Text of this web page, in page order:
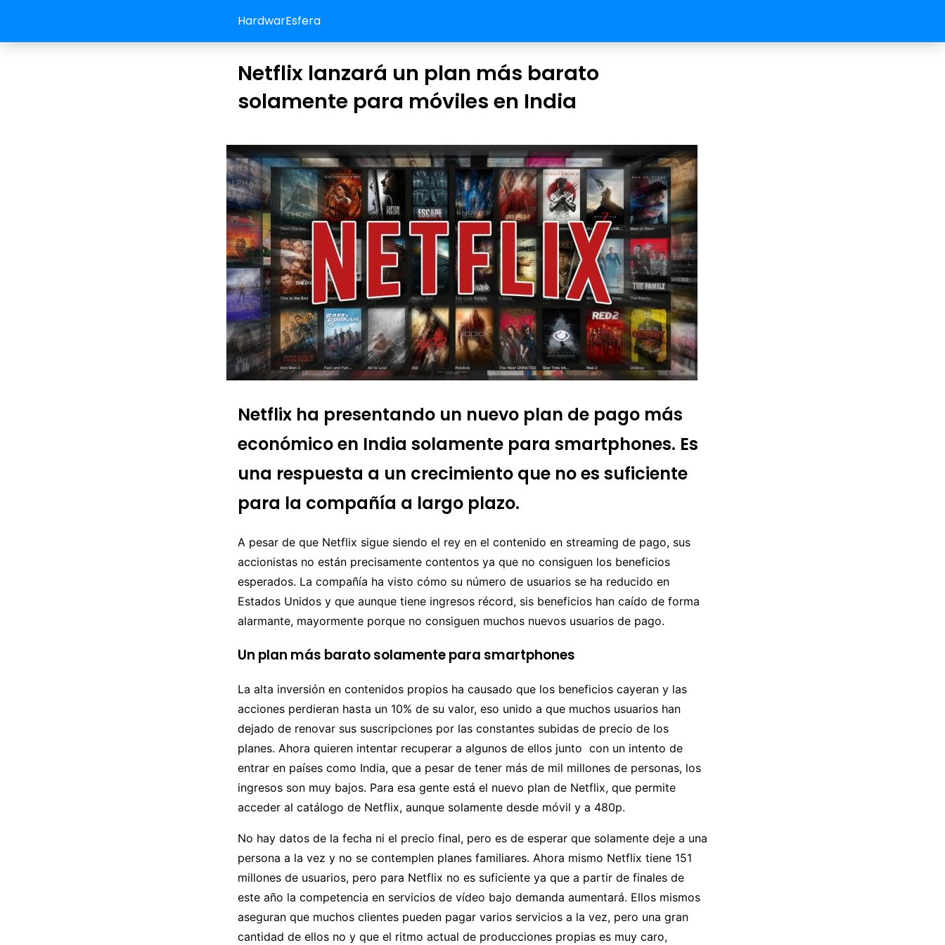
HardwarEsfera
Netflix lanzará un plan más barato
solamente para móviles en India
Netflix ha presentando un nuevo plan de pago más
económico en India solamente para smartphones. Es
una respuesta a un crecimiento que no es suficiente
para la compañía a largo plazo.
A pesar de que Netflix sigue siendo el rey en el contenido en streaming de pago, sus
accionistas no están precisamente contentos ya que no consiguen los beneficios
esperados. La compañía ha visto cómo su número de usuarios se ha reducido en
Estados Unidos y que aunque tiene ingresos récord, sis beneficios han caído de forma
alarmante, mayormente porque no consiguen muchos nuevos usuarios de pago.
Un plan más barato solamente para smartphones
La alta inversión en contenidos propios ha causado que los beneficios cayeran y las
acciones perdieran hasta un 10% de su valor, eso unido a que muchos usuarios han
dejado de renovar sus suscripciones por las constantes subidas de precio de los
planes. Ahora quieren intentar recuperar a algunos de ellos junto con un intento de
entrar en países como India, que a pesar de tener más de mil millones de personas, los
ingresos son muy bajos. Para esa gente está el nuevo plan de Netflix, que permite
acceder al catálogo de Netflix, aunque solamente desde móvil y a 480p.
No hay datos de la fecha ni el precio final, pero es de esperar que solamente deje a una
persona a la vez y no se contemplen planes familiares. Ahora mismo Netflix tiene 151
millones de usuarios, pero para Netflix no es suficiente ya que a partir de finales de
este año la competencia en servicios de vídeo bajo demanda aumentará. Ellos mismos
aseguran que muchos clientes pueden pagar varios servicios a la vez, pero una gran
cantidad de ellos no y que el ritmo actual de producciones propias es muy caro,